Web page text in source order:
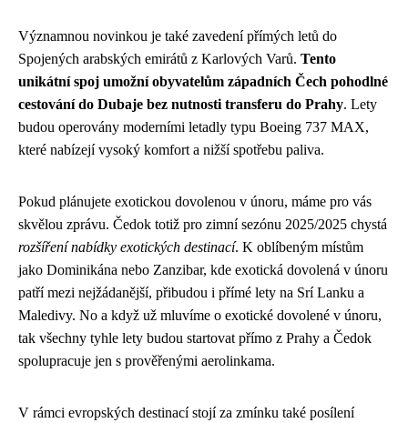
Významnou novinkou je také zavedení přímých letů do
Spojených arabských emirátů z Karlových Varů. Tento
unikátní spoj umožní obyvatelům západních Čech pohodlné
cestování do Dubaje bez nutnosti transferu do Prahy. Lety
budou operovány moderními letadly typu Boeing 737 MAX,
které nabízejí vysoký komfort a nižší spotřebu paliva.
Pokud plánujete exotickou dovolenou v únoru, máme pro vás
skvělou zprávu. Čedok totiž pro zimní sezónu 2025/2025 chystá
rozšíření nabídky exotických destinací. K oblíbeným místům
jako Dominikána nebo Zanzibar, kde exotická dovolená v únoru
patří mezi nejžádanější, přibudou i přímé lety na Srí Lanku a
Maledivy. No a když už mluvíme o exotické dovolené v únoru,
tak všechny tyhle lety budou startovat přímo z Prahy a Čedok
spolupracuje jen s prověřenými aerolinkama.
V rámci evropských destinací stojí za zmínku také posílení